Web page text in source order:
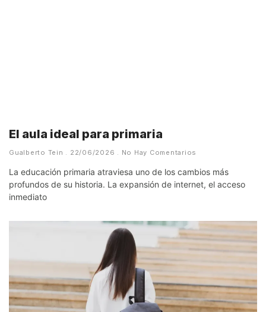
El aula ideal para primaria
Gualberto Tein 22/06/2026 No Hay Comentarios
La educación primaria atraviesa uno de los cambios más
profundos de su historia. La expansión de internet, el acceso
inmediato